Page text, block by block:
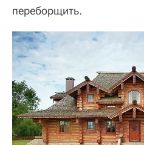
переборщить.